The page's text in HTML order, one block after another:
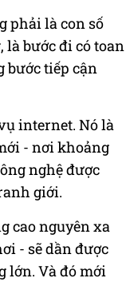
phải là con số
bước đi có toan
bước tiếp cận
internet. Nó là
- nơi khoảng
nghệ được
giới.
cao nguyên xa
- sẽ dần được
lớn. Và đó mới